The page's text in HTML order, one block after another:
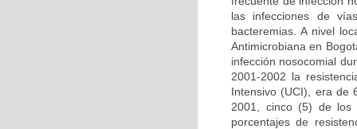
las infecciones de
bacteremias. A nivel
Antimicrobiana en
infección nosocomial
2001-2002 la
Intensivo (UCI), era de
2001, cinco (5) de los
porcentajes de